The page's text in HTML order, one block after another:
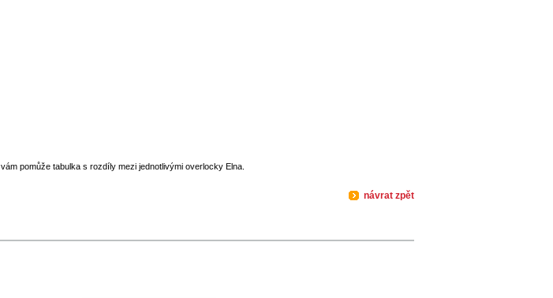
pomůže tabulka s rozdíly mezi jednotlivými overlocky Elna.
návrat zpět